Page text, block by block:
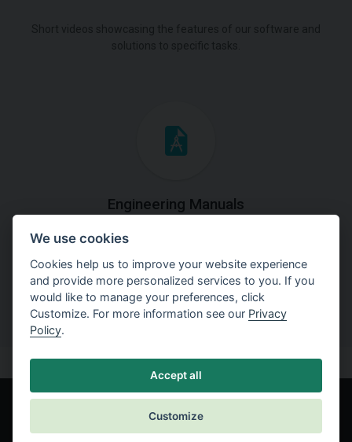
Engineering Manuals
Step by steps guides on how
to solve a specific tasks.
We use cookies
Cookies help us to improve your website experience
and provide more personalized services to you. If you
would like to manage your preferences, click
Customize. For more information see our Privacy
Policy.
Accept all
Customize